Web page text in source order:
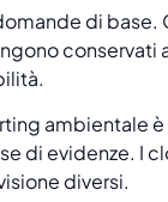
di base.
conservati
ambientale
di evidenze. I
diversi.